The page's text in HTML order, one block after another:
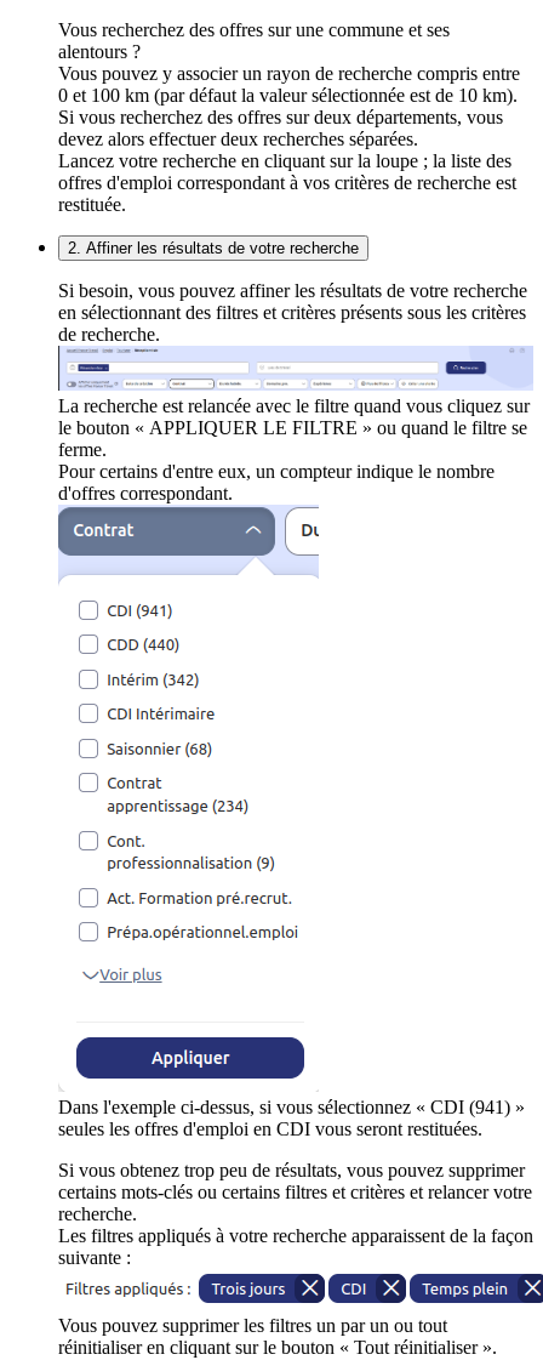
Vous recherchez des offres sur une commune et ses
alentours ?
Vous pouvez y associer un rayon de recherche compris entre
0 et 100 km (par défaut la valeur sélectionnée est de 10 km).
Si vous recherchez des offres sur deux départements, vous
devez alors effectuer deux recherches séparées.
Lancez votre recherche en cliquant sur la loupe ; la liste des
offres d'emploi correspondant à vos critères de recherche est
restituée.
2. Affiner les résultats de votre recherche
Si besoin, vous pouvez affiner les résultats de votre recherche
en sélectionnant des filtres et critères présents sous les critères
de recherche.
La recherche est relancée avec le filtre quand vous cliquez sur
le bouton « APPLIQUER LE FILTRE » ou quand le filtre se
ferme.
Pour certains d'entre eux, un compteur indique le nombre
d'offres correspondant.
Dans l'exemple ci-dessus, si vous sélectionnez « CDI (941) »
seules les offres d'emploi en CDI vous seront restituées.
Si vous obtenez trop peu de résultats, vous pouvez supprimer
certains mots-clés ou certains filtres et critères et relancer votre
recherche.
Les filtres appliqués à votre recherche apparaissent de la façon
suivante :
Vous pouvez supprimer les filtres un par un ou tout
réinitialiser en cliquant sur le bouton « Tout réinitialiser ».